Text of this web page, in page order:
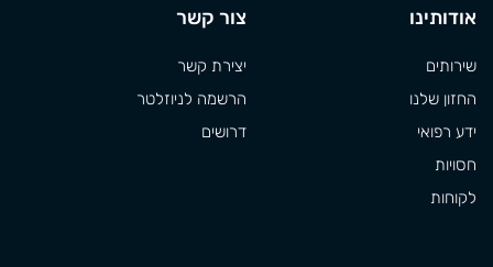
אודותינו
שירותים
החזון שלנו
ידע רפואי
חסויות
לקוחות
צור קשר
יצירת קשר
הרשמה לניוזלטר
דרושים